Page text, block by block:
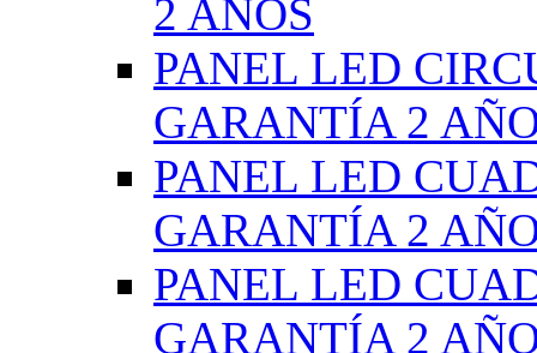
2 AÑOS
PANEL LED
GARANTÍA 2
PANEL LED
GARANTÍA 2
PANEL LED
GARANTÍA 2